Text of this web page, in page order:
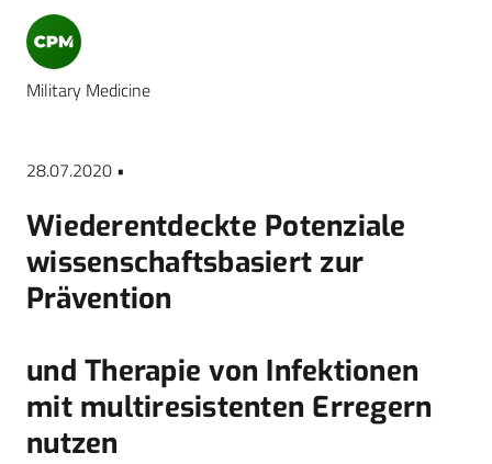
Military Medicine
28.07.2020 •
Wiederentdeckte Potenziale
wissenschaftsbasiert zur
Prävention
und Therapie von Infektionen
mit multiresistenten Erregern
nutzen